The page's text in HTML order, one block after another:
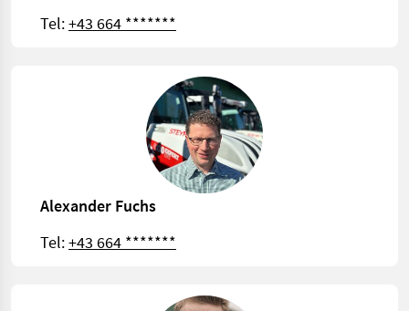
Tel:+43 664 *******
Alexander Fuchs
Tel:+43 664 *******